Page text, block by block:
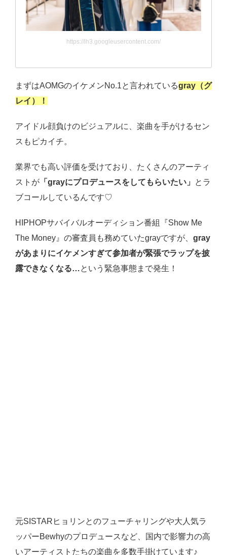
https://lh3.googleusercontent.com/
まずはAOMGのイケメンNo.1と言われているgray（グ
レイ）！
アイドル顔負けのビジュアルに、楽曲を手がけるセン
スもピカイチ。
業界でも高い評価を受けており、たくさんのアーティ
ストが 「grayにプロデュースをしてもらいたい」
とラ
ブコールしているんです♡
HIPHOPサバイバルオーディション番組『Show Me
The Money』の審査員も務めていたgrayですが、 gray
があまりにイケメンすぎて参加者が緊張でラップを披
露できなくなる…という緊急事態まで発生！
元SISTARヒョリンとのフューチャリングや大人気ラ
ッパーBewhyのプロデュースなど、国内で影響力の高
いアーティストたちの楽曲を多数手掛けています♪